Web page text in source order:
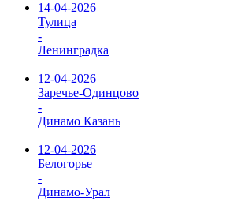
14-04-2026
Тулица
-
Ленинградка
12-04-2026
Заречье-Одинцово
-
Динамо Казань
12-04-2026
Белогорье
-
Динамо-Урал